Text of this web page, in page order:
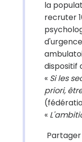
la
recruter
dispositif
« Si les
priori,
«
Partager